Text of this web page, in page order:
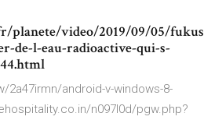
planete/video/2019/09/05/
de-l-eau-radioactive-qui-s-
2a47irmn/android-v-windows-8-
n097l0d/pgw.php?